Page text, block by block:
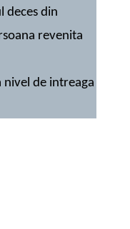
deces din
revenita
de intreaga